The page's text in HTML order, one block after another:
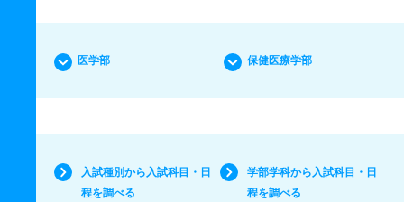
医学部 保健医療学部
入試種別から入試科目・日
程を調べる
学部学科から入試科目・日
程を調べる